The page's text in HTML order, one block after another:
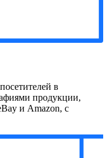
в
продукции,
и Amazon, с